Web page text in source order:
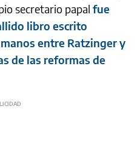
secretario papal fue
libro escrito
entre Ratzinger y
de las reformas de